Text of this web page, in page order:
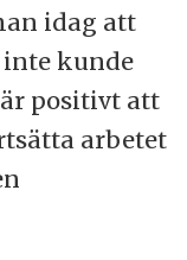
idag att
kunde
positivt att
arbetet